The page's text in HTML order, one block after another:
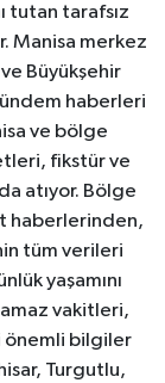
tutan tarafsız
Manisa merkez
Büyükşehir
haberleri
ve bölge
fikstür ve
atıyor. Bölge
haberlerinden,
tüm verileri
yaşamını
vakitleri,
önemli bilgiler
Turgutlu,